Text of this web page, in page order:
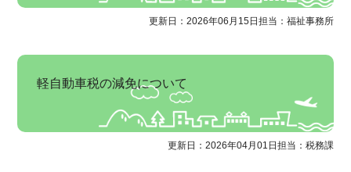
更新日：2026年06月15日 担当：福祉事務所
軽自動車税の減免について
更新日：2026年04月01日 担当：税務課